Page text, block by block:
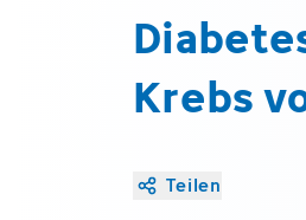
Krebs
Teilen